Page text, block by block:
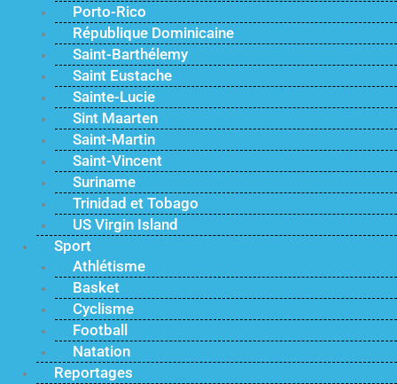
Porto-Rico
République Dominicaine
Saint-Barthélemy
Saint Eustache
Sainte-Lucie
Sint Maarten
Saint-Martin
Saint-Vincent
Suriname
Trinidad et Tobago
US Virgin Island
Sport
Athlétisme
Basket
Cyclisme
Football
Natation
Reportages